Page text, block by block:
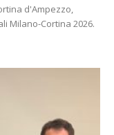
d'Ampezzo,
Milano-Cortina 2026.